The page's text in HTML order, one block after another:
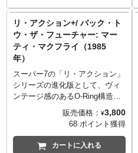
ン」シリーズはやはり最高で
す。
から、タイムマシン・デロリア
ブラウンが1985年の姿で登場で
す！ツインパインモールでのつ
なぎ姿にアクセサリーとしてリ
モコンも付属。「リ・アクショ
ン+（プラス）」として再び
「リ・アクション」シリーズに
やってきた『バック・トウ・
Collect them allしたくなるアイ
リ・アクション+/ バック・ト
ウ・ザ・フューチャー: マー
ティ・マクフライ（1985
年）
スーパー7の「リ・アクション」
シリーズの進化版として、ヴィ
ンテージ感のあるO-Ring構造を
採用し可動ヵ所をプラスした
「リ・アクション+（プラ
ス）」。1980年代だけではなく
SF映画を代表する傑作『バッ
販売価格： ¥3,800
68 ポイント獲得
カートに入れる